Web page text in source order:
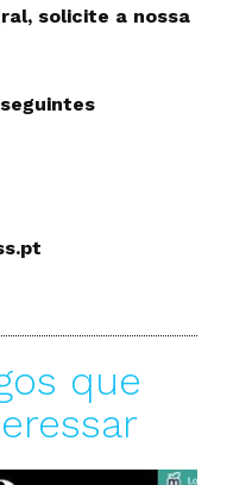
solicite a nossa
que